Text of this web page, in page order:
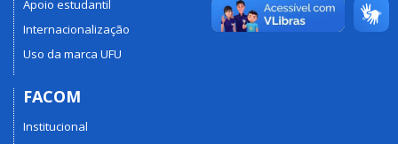
Apoio estudantil
Internacionalização
Uso da marca UFU
FACOM
Institucional